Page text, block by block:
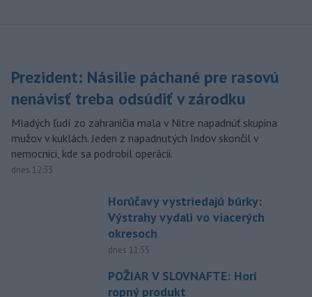
Prezident: Násilie páchané pre rasovú
nenávisť treba odsúdiť v zárodku
Mladých ľudí zo zahraničia mala v Nitre napadnúť skupina
mužov v kuklách. Jeden z napadnutých Indov skončil v
nemocnici, kde sa podrobil operácii.
dnes 12:33
Horúčavy vystriedajú búrky:
Výstrahy vydali vo viacerých
okresoch
dnes 11:55
POŽIAR V SLOVNAFTE: Horí
ropný produkt